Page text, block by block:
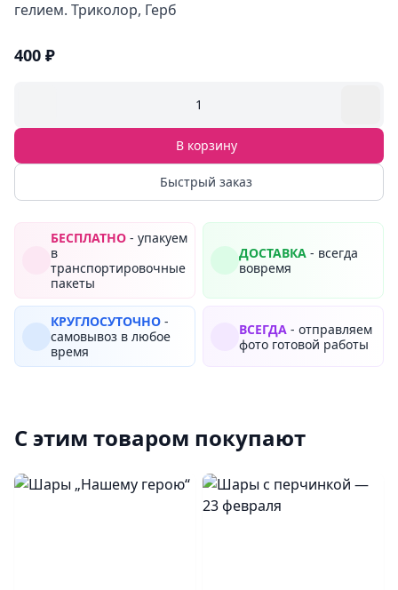
гелием. Триколор, Герб
400 ₽
1
В корзину
Быстрый заказ
БЕСПЛАТНО - упакуем
в
транспортировочные
пакеты
ДОСТАВКА - всегда
вовремя
КРУГЛОСУТОЧНО -
самовывоз в любое
время
ВСЕГДА - отправляем
фото готовой работы
С этим товаром покупают